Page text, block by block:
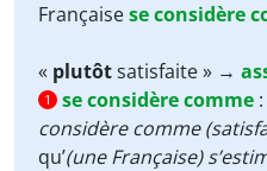
Françaisese considère
« plutôtsatisfaite » →
1 se considère comme :
considère comme
qu’(une Française)